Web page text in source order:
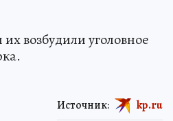
возбудили уголовное
Источник: kp.ru